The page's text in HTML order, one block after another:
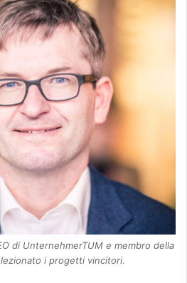
di UnternehmerTUM e membro della
i progetti vincitori.